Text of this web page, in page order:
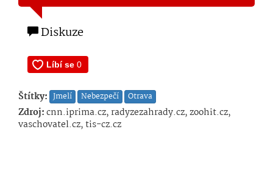
Diskuze
Štítky: Jmelí Nebezpečí Otrava
Zdroj:cnn.iprima.cz, radyzezahrady.cz, zoohit.cz,
vaschovatel.cz, tis-cz.cz